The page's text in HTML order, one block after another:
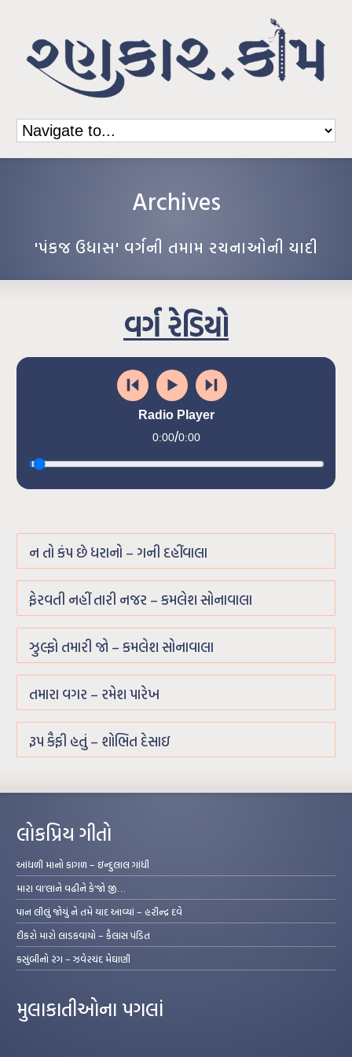
Archives
'પંકજ ઉધાસ' વર્ગની તમામ રચનાઓની યાદી
વર્ગ રેડિયો
Radio Player
0:00/0:00
ન તો કંપ છે ધરાનો – ગની દહીંવાલા
ફેરવતી નહીં તારી નજર – કમલેશ સોનાવાલા
ઝુલ્ફો તમારી જો – કમલેશ સોનાવાલા
તમારા વગર – રમેશ પારેખ
રૂપ કૈફી હતું – શોભિત દેસાઇ
લોકપ્રિય ગીતો
આંધળી માનો કાગળ – ઇન્દુલાલ ગાંધી
મારા વા’લાને વઢીને કે’જો જી…
પાન લીલું જોયું ને તમે યાદ આવ્યાં – હરીન્દ્ર દવે
દીકરો મારો લાડકવાયો – કૈલાસ પંડિત
કસુંબીનો રંગ – ઝવેરચંદ મેઘાણી
મુલાકાતીઓના પગલાં